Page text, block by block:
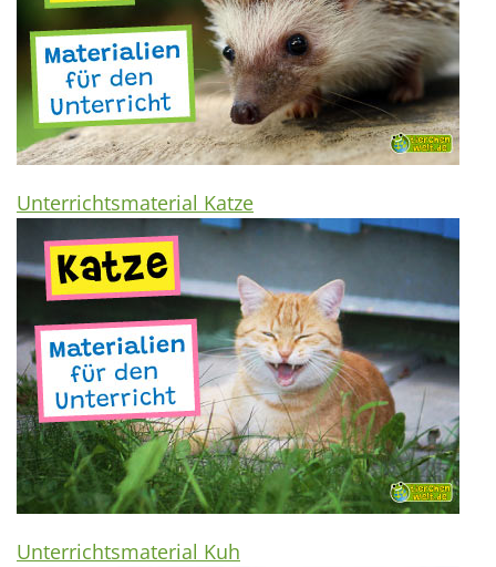
Unterrichtsmaterial Katze
Unterrichtsmaterial Kuh